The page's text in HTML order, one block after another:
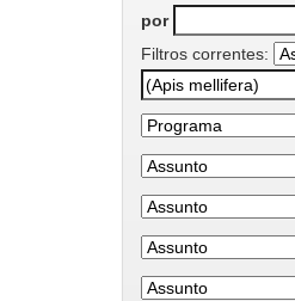
por
Filtros correntes: